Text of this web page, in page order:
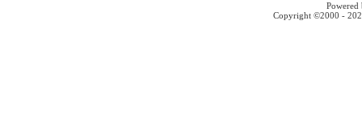
Copyright ©2000 -